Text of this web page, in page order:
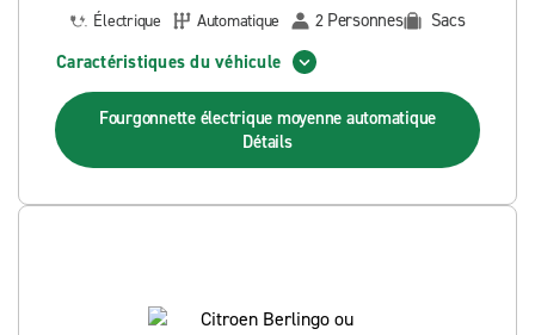
Électrique
Automatique 2 Personnes
Sacs
Caractéristiques du véhicule
Fourgonnette électrique moyenne automatique
Détails